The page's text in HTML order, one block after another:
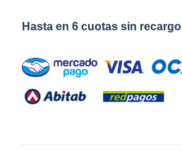
Hasta en 6 cuotas sin recargo